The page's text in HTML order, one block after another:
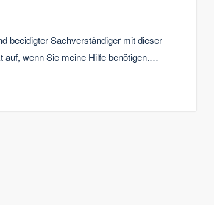
beeidigter Sachverständiger mit dieser
auf, wenn Sie meine Hilfe benötigen.…